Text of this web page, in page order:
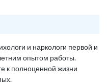
и наркологи первой и
опытом работы.
к полноценной жизни